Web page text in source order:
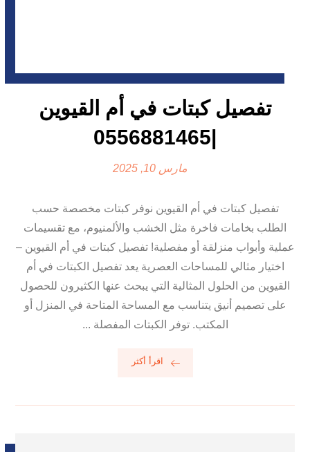
تفصيل كبتات في أم القيوين
|0556881465
مارس 10, 2025
تفصيل كبتات في أم القيوين نوفر كبتات مخصصة حسب
الطلب بخامات فاخرة مثل الخشب والألمنيوم، مع تقسيمات
عملية وأبواب منزلقة أو مفصلية! تفصيل كبتات في أم القيوين –
اختيار مثالي للمساحات العصرية يعد تفصيل الكبتات في أم
القيوين من الحلول المثالية التي يبحث عنها الكثيرون للحصول
على تصميم أنيق يتناسب مع المساحة المتاحة في المنزل أو
المكتب. توفر الكبتات المفصلة ...
اقرأ أكثر